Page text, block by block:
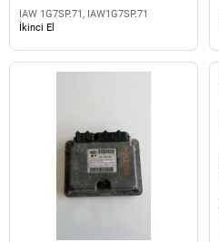
IAW 1G7SP.71, IAW1G7SP.71
İkinci El